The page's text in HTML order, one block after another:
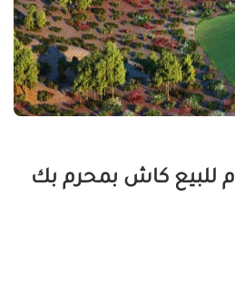
أراضي سكنية 400م للبيع كاش بمحرم بك